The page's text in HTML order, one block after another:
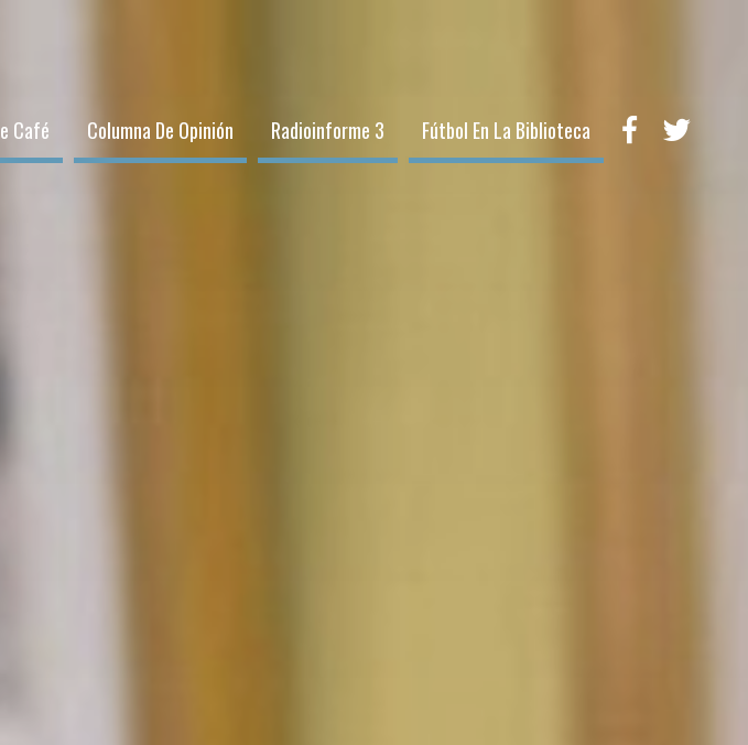
Café Columna De Opinión Radioinforme 3 Fútbol En La Biblioteca